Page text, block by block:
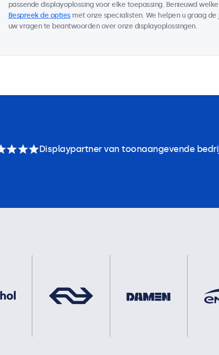
passende displayoplossing voor elke toepassing. Benieuwd welke
Bespreek de optiesmet onze specialisten. We helpen u graag
uw vragen te beantwoorden over onze displayoplossingen.
Displaypartner van toonaangevende